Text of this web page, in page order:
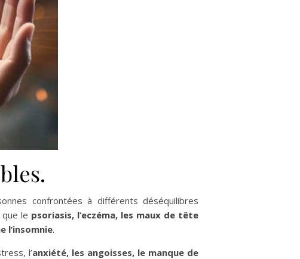
confrontées à différents déséquilibres
le psoriasis, l’eczéma, les maux de tête
l’insomnie.
l’anxiété, les angoisses, le manque de